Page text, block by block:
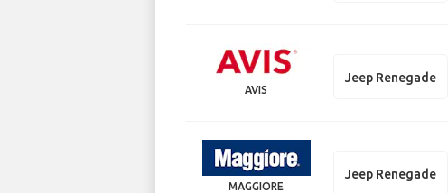
AVIS
Jeep Renegade
MAGGIORE
Jeep Renegade